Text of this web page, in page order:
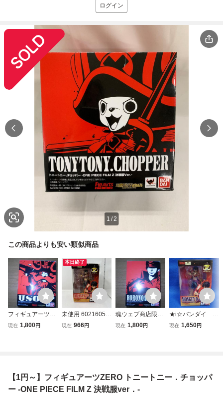
ログイン
1 /2
この商品よりも安い類似商品
フィギュアーツZE
RO ウソップ ONE
現在 1,800円
本日終了
未使用 60216050
フィギュアーツZE
現在 966円
魂ウェブ商店限定
フィギュアーツZE
現在 1,800円
★i☆バンダイ フ
ィギュアーツZER
現在 1,650円
【1円～】フィギュアーツZERO トニートニー．チョッパ
ー -ONE PIECE FILM Z 決戦服ver．-